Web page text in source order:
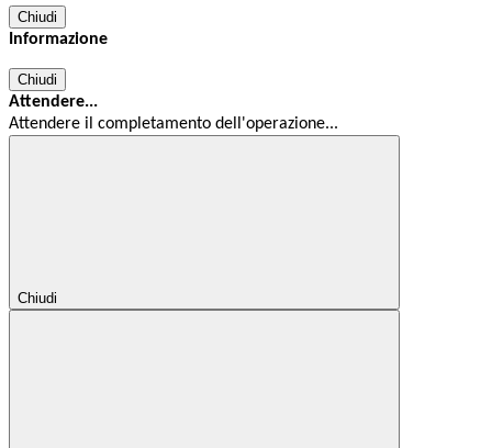
Chiudi
Informazione
Chiudi
Attendere...
Attendere il completamento dell'operazione...
Chiudi